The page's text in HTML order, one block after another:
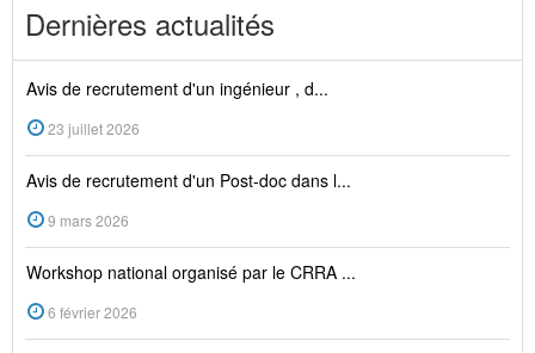
Dernières actualités
Avis de recrutement d'un ingénieur , d...
23 juillet 2026
Avis de recrutement d'un Post-doc dans l...
9 mars 2026
Workshop national organisé par le CRRA ...
6 février 2026